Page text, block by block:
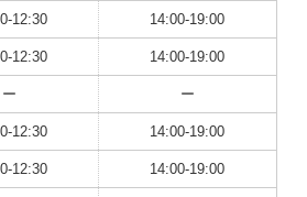
12:30 14:00-19:00
12:30 14:00-19:00
ー ー
12:30 14:00-19:00
12:30 14:00-19:00